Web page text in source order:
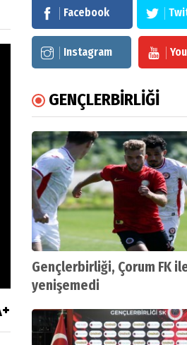
Facebook
Instagram
GENÇLERBİRLİĞİ
Gençlerbirliği, Çorum FK
yenişemedi